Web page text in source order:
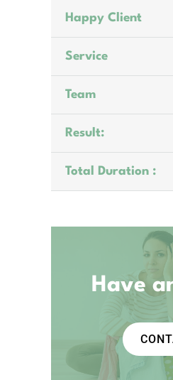
Happy Client
Service
Team
Result:
Total Duration :
Have